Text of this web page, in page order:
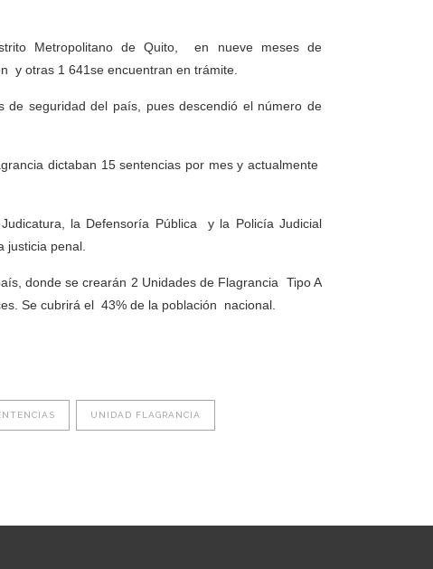
Metropolitano de Quito, en nueve meses de
y otras 1 641se encuentran en trámite.
seguridad del país, pues descendió el número de
dictaban 15 sentencias por mes y actualmente
la Defensoría Pública y la Policía Judicial
justicia penal.
donde se crearán 2 Unidades de Flagrancia Tipo A
Se cubrirá el 43% de la población nacional.
UNIDAD FLAGRANCIA